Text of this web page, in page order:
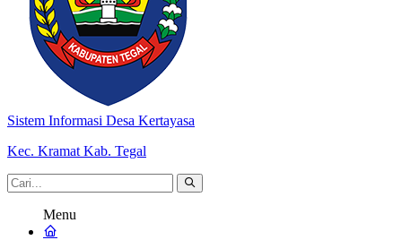
Sistem Informasi Desa Kertayasa
Kec. Kramat Kab. Tegal
Menu